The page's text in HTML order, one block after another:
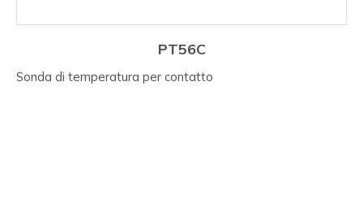
PT56C
Sonda di temperatura per contatto